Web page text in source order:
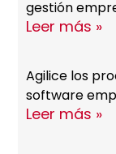
gestión
Leer más »
Agilice los
software
Leer más »